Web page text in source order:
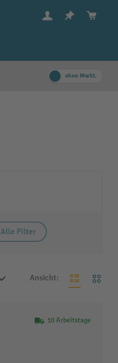
ohne MwSt.
Alle Filter
Ansicht:
10 Arbeitstage